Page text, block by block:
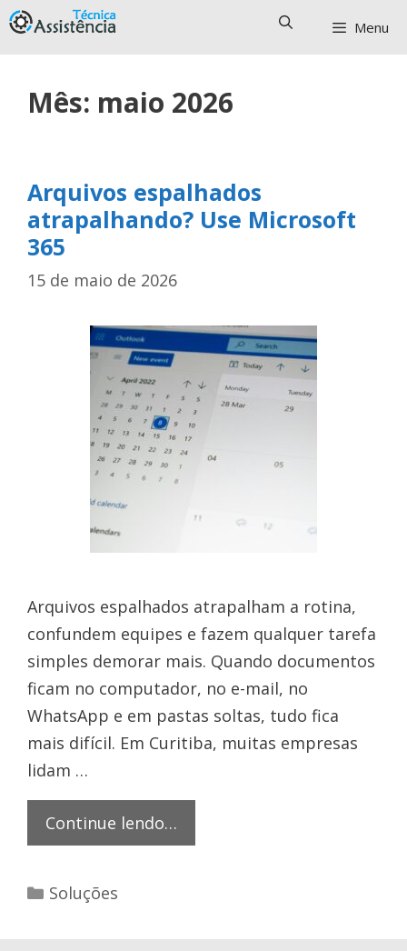
Pular
para
conteúdo
Menu
Mês: maio 2026
Arquivos espalhados
atrapalhando? Use Microsoft
365
15 de maio de 2026
Arquivos espalhados atrapalham a rotina,
confundem equipes e fazem qualquer tarefa
simples demorar mais. Quando documentos
ficam no computador, no e-mail, no
WhatsApp e em pastas soltas, tudo fica
mais difícil. Em Curitiba, muitas empresas
lidam …
Continue lendo…
espalhados
Categorias
Soluções